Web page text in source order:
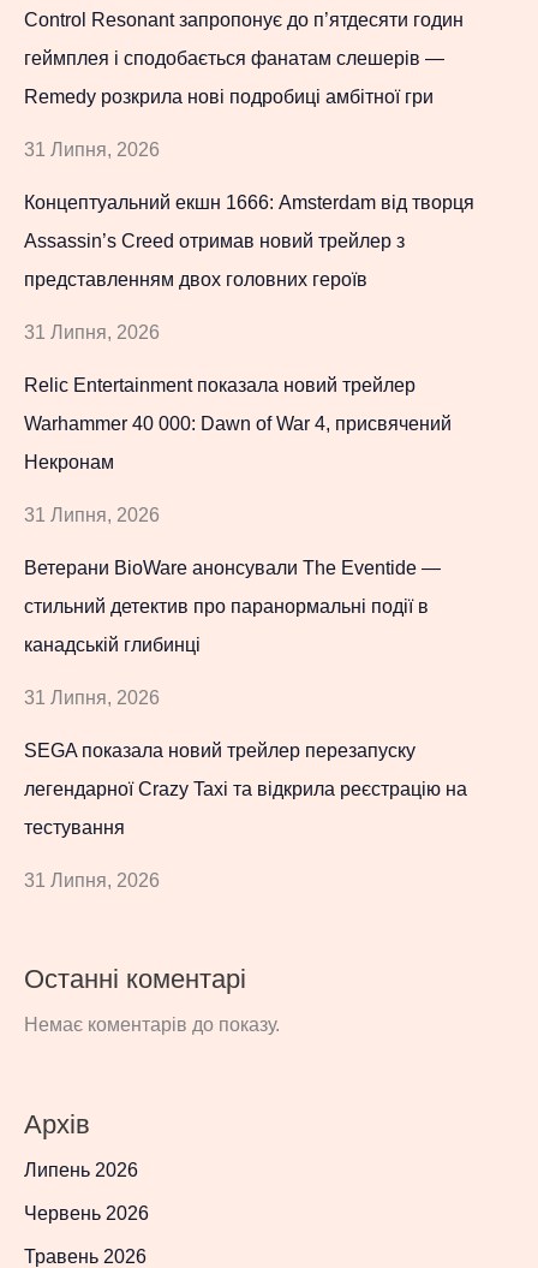
Control Resonant запропонує до п’ятдесяти годин
геймплея і сподобається фанатам слешерів —
Remedy розкрила нові подробиці амбітної гри
31 Липня, 2026
Концептуальний екшн 1666: Amsterdam від творця
Assassin’s Creed отримав новий трейлер з
представленням двох головних героїв
31 Липня, 2026
Relic Entertainment показала новий трейлер
Warhammer 40 000: Dawn of War 4, присвячений
Некронам
31 Липня, 2026
Ветерани BioWare анонсували The Eventide —
стильний детектив про паранормальні події в
канадській глибинці
31 Липня, 2026
SEGA показала новий трейлер перезапуску
легендарної Crazy Taxi та відкрила реєстрацію на
тестування
31 Липня, 2026
Останні коментарі
Немає коментарів до показу.
Архів
Липень 2026
Червень 2026
Травень 2026